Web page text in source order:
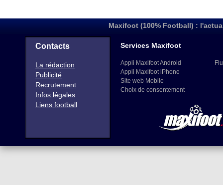
Maxifoot (100% Football) :
Contacts
La rédaction
Publicité
Recrutement
Infos légales
Liens football
Services Maxifoot
Appli Maxifoot Android
Appli Maxifoot iPhone
Site web Mobile
Choix de consentement